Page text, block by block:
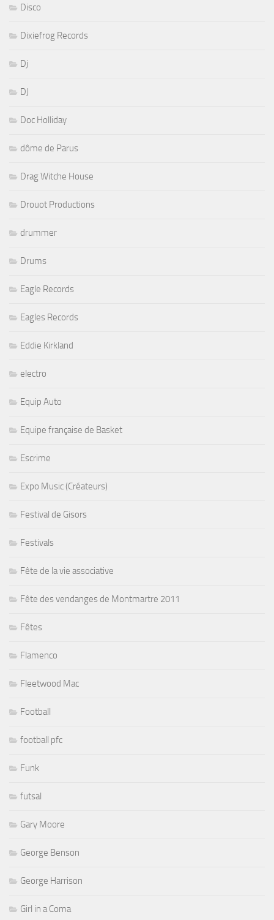
Disco
Dixiefrog Records
Dj
DJ
Doc Holliday
dôme de Parus
Drag Witche House
Drouot Productions
drummer
Drums
Eagle Records
Eagles Records
Eddie Kirkland
electro
Equip Auto
Equipe française de Basket
Escrime
Expo Music (Créateurs)
Festival de Gisors
Festivals
Fête de la vie associative
Fête des vendanges de Montmartre 2011
Fêtes
Flamenco
Fleetwood Mac
Football
football pfc
Funk
futsal
Gary Moore
George Benson
George Harrison
Girl in a Coma